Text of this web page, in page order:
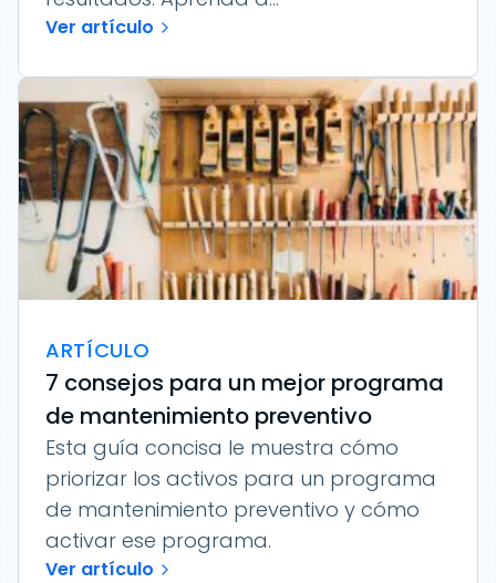
Ver artículo
ARTÍCULO
7 consejos para un mejor programa
de mantenimiento preventivo
Esta guía concisa le muestra cómo
priorizar los activos para un programa
de mantenimiento preventivo y cómo
activar ese programa.
Ver artículo